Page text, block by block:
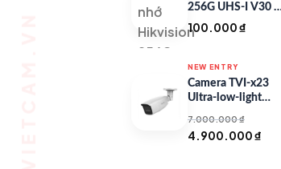
256G UHS-I V30 –
HS-TF-C1/256G
100.000₫
NEW ENTRY
Camera TVI-x23
Ultra-low-light
7.000.000₫
Giá
4.900.000₫